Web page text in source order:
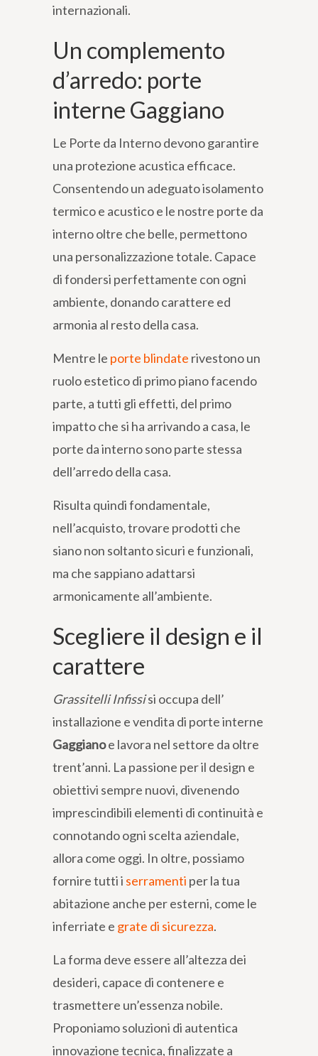
internazionali.
Un complemento
d’arredo: porte
interne Gaggiano
Le Porte da Interno devono garantire
una protezione acustica efficace.
Consentendo un adeguato isolamento
termico e acustico e le nostre porte da
interno oltre che belle, permettono
una personalizzazione totale. Capace
di fondersi perfettamente con ogni
ambiente, donando carattere ed
armonia al resto della casa.
Mentre le porte blindate rivestono un
ruolo estetico di primo piano facendo
parte, a tutti gli effetti, del primo
impatto che si ha arrivando a casa, le
porte da interno sono parte stessa
dell’arredo della casa.
Risulta quindi fondamentale,
nell’acquisto, trovare prodotti che
siano non soltanto sicuri e funzionali,
ma che sappiano adattarsi
armonicamente all’ambiente.
Scegliere il design e il
carattere
Grassitelli Infissisi occupa dell’
installazione e vendita di porte interne
Gaggianoe lavora nel settore da oltre
trent’anni. La passione per il design e
obiettivi sempre nuovi, divenendo
imprescindibili elementi di continuità e
connotando ogni scelta aziendale,
allora come oggi. In oltre, possiamo
fornire tutti i serramenti per la tua
abitazione anche per esterni, come le
inferriate e grate di sicurezza.
La forma deve essere all’altezza dei
desideri, capace di contenere e
trasmettere un’essenza nobile.
Proponiamo soluzioni di autentica
innovazione tecnica, finalizzate a